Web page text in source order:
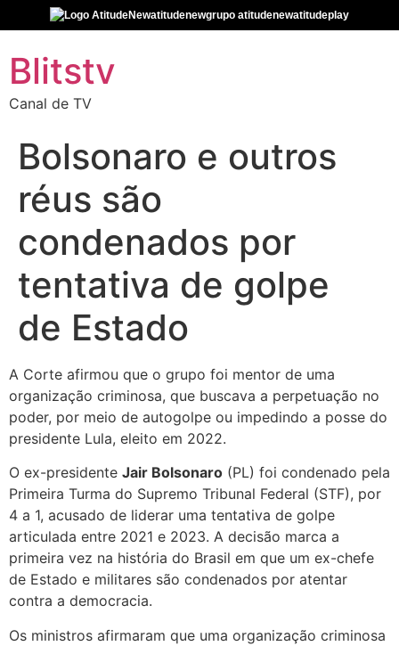
Blitstv
Canal de TV
Bolsonaro e outros
réus são
condenados por
tentativa de golpe
de Estado
A Corte afirmou que o grupo foi mentor de uma
organização criminosa, que buscava a perpetuação no
poder, por meio de autogolpe ou impedindo a posse do
presidente Lula, eleito em 2022.
O ex-presidente Jair Bolsonaro (PL) foi condenado pela
Primeira Turma do Supremo Tribunal Federal (STF), por
4 a 1, acusado de liderar uma tentativa de golpe
articulada entre 2021 e 2023. A decisão marca a
primeira vez na história do Brasil em que um ex-chefe
de Estado e militares são condenados por atentar
contra a democracia.
Os ministros afirmaram que uma organização criminosa
atitudenewgrupo atitudenewatitudeplay